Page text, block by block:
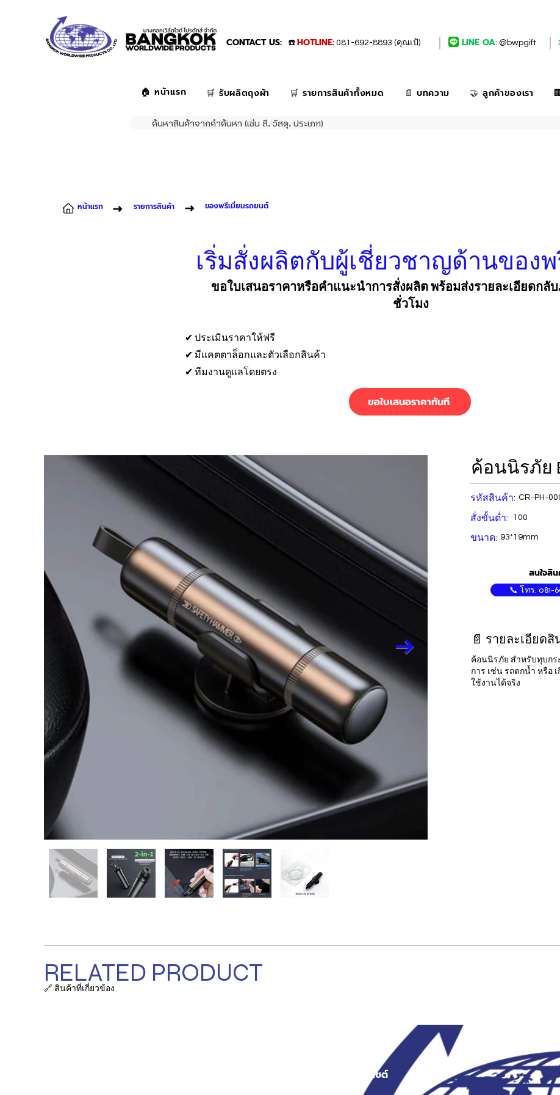
CONTACT US: ☎️ HOTLINE: 081-692-8893 (คุณเป้) LINE OA: @bwpgift
🏠 หน้าแรก 🛒 รับผลิตถุงผ้า 🛒 รายการสินค้าทั้งหมด 📄 บทความ 🤝 ลูกค้าของเรา
ค้นหาสินค้าจากคำค้นหา (เช่น สี, วัสดุ, ประเภท)
หน้าแรก รายการสินค้า ของพรีเมี่ยมรถยนต์
เริ่มสั่งผลิตกับผู้เชี่ยวชาญด้านของพ
ขอใบเสนอราคาหรือคำแนะนำการสั่งผลิต พร้อมส่งรายละเอียดกลั
ชั่วโมง
✔ ประเมินราคาให้ฟรี
✔ มีแคตตาล็อกและตัวเลือกสินค้า
✔ ทีมงานดูแลโดยตรง
ขอใบเสนอราคาทันที
ค้อนนิรภัย
รหัสสินค้า: CR-PH-
สั่งขั้นต่ำ: 100
ขนาด: 93*19mm
สนใจสิน
📞 โทร. 081-
📄 รายละเอียดสิ
ค้อนนิรภัย สำหรับทุบกร
การ เช่น รถตกน้ำ หรือ
ใช้งานได้จริง
RELATED PRODUCT
🔗 สินค้าที่เกี่ยวข้อง
เมนูเว็บไซต์
หน้าแรก